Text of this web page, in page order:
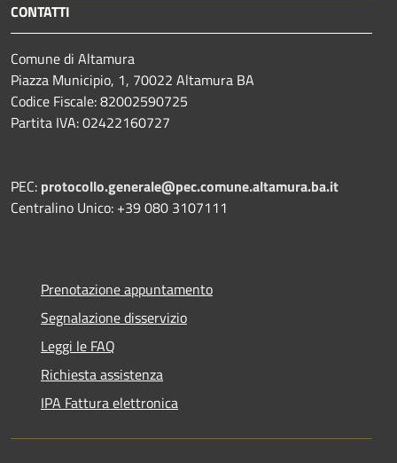
CONTATTI
Comune di Altamura
Piazza Municipio, 1, 70022 Altamura BA
Codice Fiscale: 82002590725
Partita IVA: 02422160727
PEC: protocollo.generale@pec.comune.altamura.ba.it
Centralino Unico: +39 080 3107111
Prenotazione appuntamento
Segnalazione disservizio
Leggi le FAQ
Richiesta assistenza
IPA Fattura elettronica